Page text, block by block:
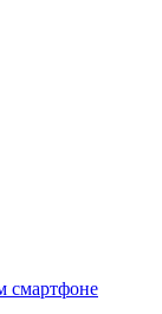
смартфоне